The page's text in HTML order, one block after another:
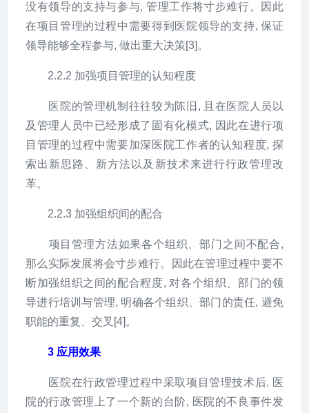
没有领导的支持与参与, 管理工作将寸步难行。因此
在项目管理的过程中需要得到医院领导的支持, 保证
领导能够全程参与, 做出重大决策[3]。
2.2.2 加强项目管理的认知程度
医院的管理机制往往较为陈旧, 且在医院人员以
及管理人员中已经形成了固有化模式, 因此在进行项
目管理的过程中需要加深医院工作者的认知程度, 探
索出新思路、新方法以及新技术来进行行政管理改
革。
2.2.3 加强组织间的配合
项目管理方法如果各个组织、部门之间不配合,
那么实际发展将会寸步难行。因此在管理过程中要不
断加强组织之间的配合程度, 对各个组织、部门的领
导进行培训与管理, 明确各个组织、部门的责任, 避免
职能的重复、交叉[4]。
3 应用效果
医院在行政管理过程中采取项目管理技术后, 医
院的行政管理上了一个新的台阶, 医院的不良事件发